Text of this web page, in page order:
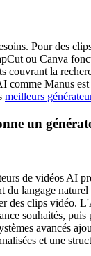
Pour des
ou Canva
couvrant la
comme Manus
meilleurs
un
de vidéos AI
du langage
des clips vidéo.
souhaités, puis
avancés
et une